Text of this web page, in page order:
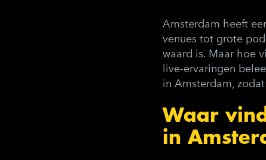
Amsterdam heeft
venues tot grote
waard is. Maar hoe
live-ervaringen
in Amsterdam,
Waar
in